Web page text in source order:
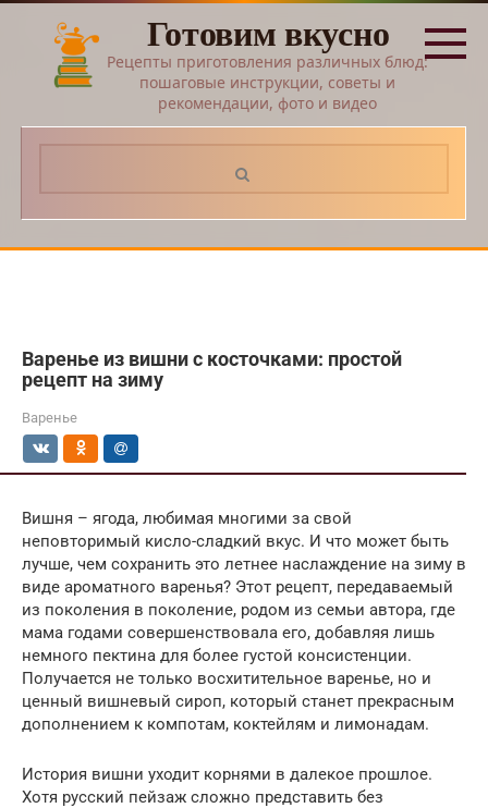
Перейти
контенту
Готовим вкусно
Рецепты приготовления различных блюд:
пошаговые инструкции, советы и
рекомендации, фото и видео
Варенье из вишни с косточками: простой
рецепт на зиму
Варенье
Вишня – ягода, любимая многими за свой
неповторимый кисло-сладкий вкус. И что может быть
лучше, чем сохранить это летнее наслаждение на зиму в
виде ароматного варенья? Этот рецепт, передаваемый
из поколения в поколение, родом из семьи автора, где
мама годами совершенствовала его, добавляя лишь
немного пектина для более густой консистенции.
Получается не только восхитительное варенье, но и
ценный вишневый сироп, который станет прекрасным
дополнением к компотам, коктейлям и лимонадам.
История вишни уходит корнями в далекое прошлое.
Хотя русский пейзаж сложно представить без